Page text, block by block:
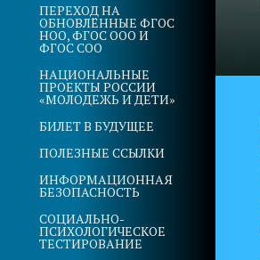
ПЕРЕХОД НА
ОБНОВЛЁННЫЕ ФГОС
НОО, ФГОС ООО И
ФГОС СОО
НАЦИОНАЛЬНЫЕ
ПРОЕКТЫ РОССИИ
«МОЛОДЕЖЬ И ДЕТИ»
БИЛЕТ В БУДУЩЕЕ
ПОЛЕЗНЫЕ ССЫЛКИ
ИНФОРМАЦИОННАЯ
БЕЗОПАСНОСТЬ
СОЦИАЛЬНО-
ПСИХОЛОГИЧЕСКОЕ
ТЕСТИРОВАНИЕ